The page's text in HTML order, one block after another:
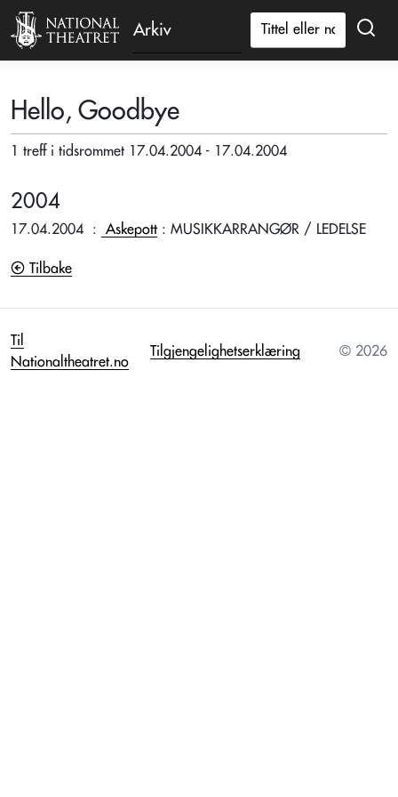
Arkiv
Hello, Goodbye
1 treff i tidsrommet 17.04.2004 - 17.04.2004
2004
17.04.2004 : Askepott : MUSIKKARRANGØR / LEDELSE
Tilbake
Til
Nationaltheatret.no
Tilgjengelighetserklæring © 2026